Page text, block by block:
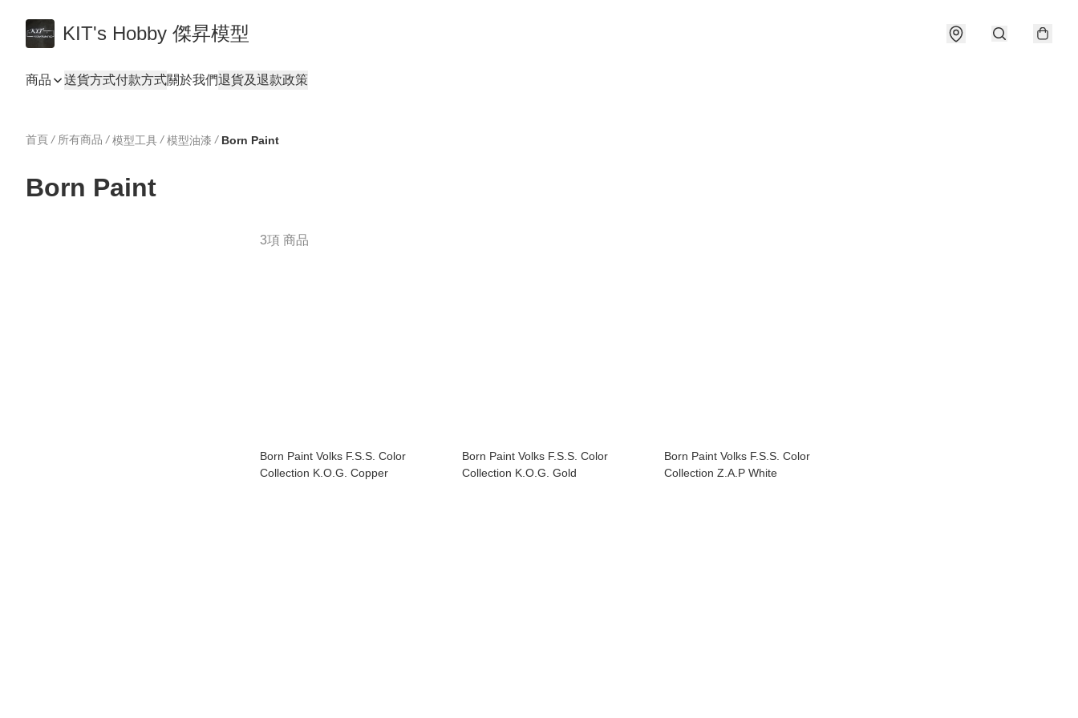
KIT's Hobby 傑昇模型
商品 送貨方式付款方式關於我們退貨及退款政策
首頁 / 所有商品 / 模型工具 / 模型油漆 / Born Paint
Born Paint
3項 商品
Born Paint Volks F.S.S. Color
Collection K.O.G. Copper
Born Paint Volks F.S.S. Color
Collection K.O.G. Gold
Born Paint Volks F.S.S. Color
Collection Z.A.P White